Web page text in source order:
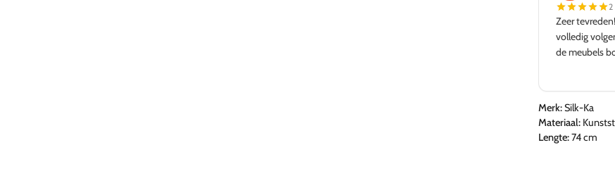
2
Zeer
volledig
de meubels
Merk:Silk-Ka
Materiaal:
Lengte:74 cm